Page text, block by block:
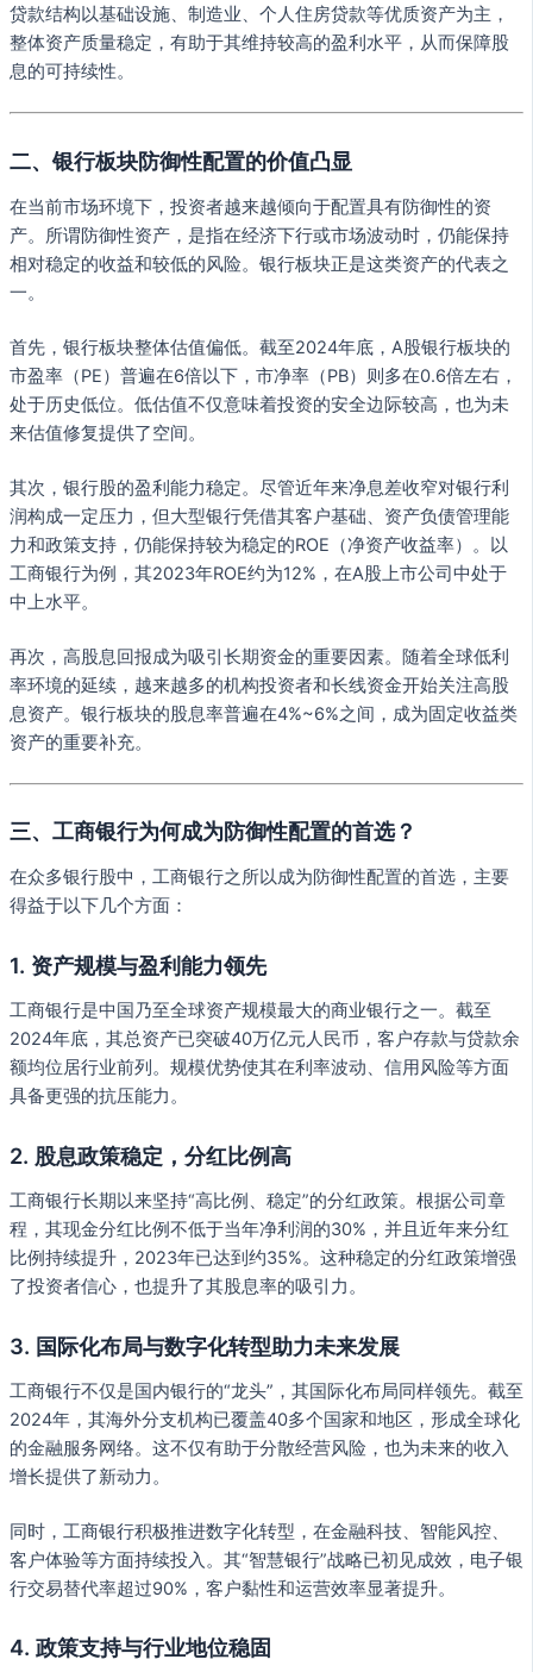
贷款结构以基础设施、制造业、个人住房贷款等优质资产为主，
整体资产质量稳定，有助于其维持较高的盈利水平，从而保障股
息的可持续性。
二、银行板块防御性配置的价值凸显
在当前市场环境下，投资者越来越倾向于配置具有防御性的资
产。所谓防御性资产，是指在经济下行或市场波动时，仍能保持
相对稳定的收益和较低的风险。银行板块正是这类资产的代表之
一。
首先，银行板块整体估值偏低。截至2024年底，A股银行板块的
市盈率（PE）普遍在6倍以下，市净率（PB）则多在0.6倍左右，
处于历史低位。低估值不仅意味着投资的安全边际较高，也为未
来估值修复提供了空间。
其次，银行股的盈利能力稳定。尽管近年来净息差收窄对银行利
润构成一定压力，但大型银行凭借其客户基础、资产负债管理能
力和政策支持，仍能保持较为稳定的ROE（净资产收益率）。以
工商银行为例，其2023年ROE约为12%，在A股上市公司中处于
中上水平。
再次，高股息回报成为吸引长期资金的重要因素。随着全球低利
率环境的延续，越来越多的机构投资者和长线资金开始关注高股
息资产。银行板块的股息率普遍在4%~6%之间，成为固定收益类
资产的重要补充。
三、工商银行为何成为防御性配置的首选？
在众多银行股中，工商银行之所以成为防御性配置的首选，主要
得益于以下几个方面：
1. 资产规模与盈利能力领先
工商银行是中国乃至全球资产规模最大的商业银行之一。截至
2024年底，其总资产已突破40万亿元人民币，客户存款与贷款余
额均位居行业前列。规模优势使其在利率波动、信用风险等方面
具备更强的抗压能力。
2. 股息政策稳定，分红比例高
工商银行长期以来坚持“高比例、稳定”的分红政策。根据公司章
程，其现金分红比例不低于当年净利润的30%，并且近年来分红
比例持续提升，2023年已达到约35%。这种稳定的分红政策增强
了投资者信心，也提升了其股息率的吸引力。
3. 国际化布局与数字化转型助力未来发展
工商银行不仅是国内银行的“龙头”，其国际化布局同样领先。截至
2024年，其海外分支机构已覆盖40多个国家和地区，形成全球化
的金融服务网络。这不仅有助于分散经营风险，也为未来的收入
增长提供了新动力。
同时，工商银行积极推进数字化转型，在金融科技、智能风控、
客户体验等方面持续投入。其“智慧银行”战略已初见成效，电子银
行交易替代率超过90%，客户黏性和运营效率显著提升。
4. 政策支持与行业地位稳固